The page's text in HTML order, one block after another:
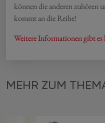
können die anderen zuhören
kommt an die Reihe!
Weitere Informationen gibt es
MEHR ZUM